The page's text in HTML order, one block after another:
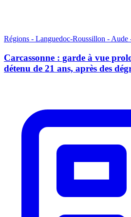
Régions - Languedoc-Roussillon - Aude
Carcassonne : garde à vue
détenu de 21 ans, après des